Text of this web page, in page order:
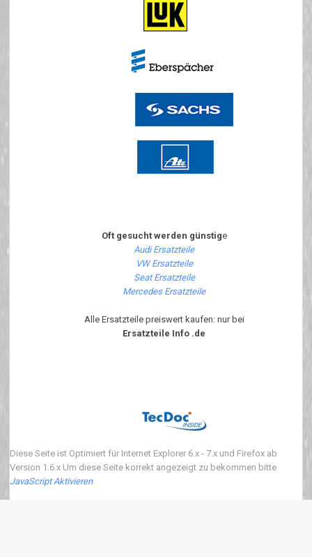
Oft gesucht werden günstige
Audi Ersatzteile
VW Ersatzteile
Seat Ersatzteile
Mercedes Ersatzteile
Alle Ersatzteile preiswert kaufen: nur bei
Ersatzteile Info .de
Diese Seite ist Optimiert für Internet Explorer 6.x - 7.x und Firefox ab
Version 1.6.x Um diese Seite korrekt angezeigt zu bekommen bitte
JavaScript Aktivieren